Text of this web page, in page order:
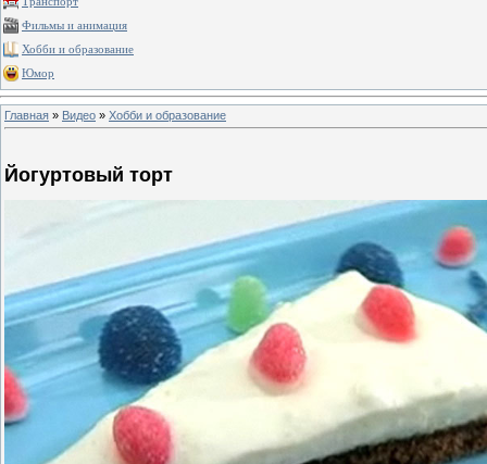
Фильмы и анимация
Хобби и образование
Юмор
Главная » Видео » Хобби и образование
Йогуртовый торт